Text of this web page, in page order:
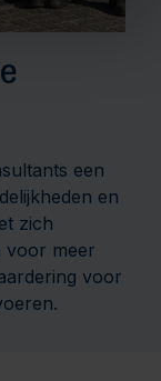
een
en
zich
voor meer
voor